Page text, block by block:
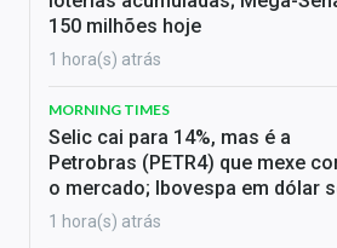
150 milhões hoje
1 hora(s) atrás
MORNING TIMES
Selic cai para 14%, mas é a
Petrobras (PETR4) que mexe
o mercado; Ibovespa em dólar
1 hora(s) atrás